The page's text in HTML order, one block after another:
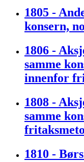
1805 -
konsern,
1806 -
samme
innenfor
1808 -
samme
1810 -